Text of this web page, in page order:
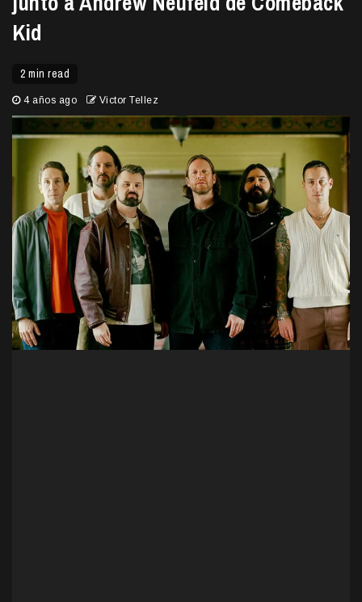
Kid
2 min read
4 años ago Victor Tellez